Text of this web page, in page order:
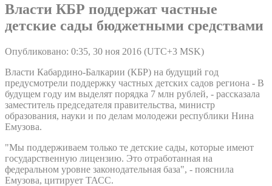
Власти КБР поддержат частные
детские сады бюджетными средствами
Опубликовано: 0:35, 30 ноя 2016 (UTC+3 MSK)
Власти Кабардино-Балкарии (КБР) на будущий год
предусмотрели поддержку частных детских садов региона - В
будущем году им выделят порядка 7 млн рублей, - рассказала
заместитель председателя правительства, министр
образования, науки и по делам молодежи республики Нина
Емузова.
"Мы поддерживаем только те детские сады, которые имеют
государственную лицензию. Это отработанная на
федеральном уровне законодательная база", - пояснила
Емузова, цитирует ТАСС.